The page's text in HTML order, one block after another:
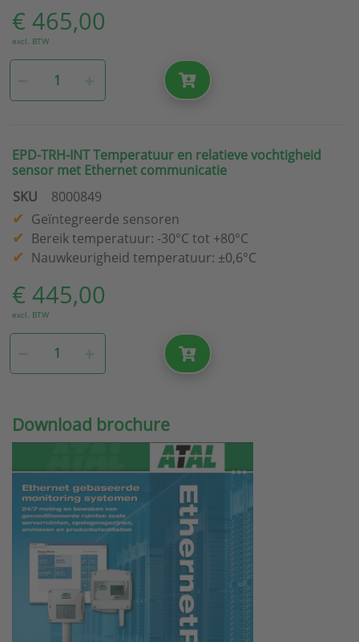
€ 465,00
excl. BTW
EPD-TRH-INT Temperatuur en relatieve vochtigheid
sensor met Ethernet communicatie
SKU
8000849
Geïntegreerde sensoren
Bereik temperatuur: -30°C tot +80°C
Nauwkeurigheid temperatuur: ±0,6°C
€ 445,00
excl. BTW
Download brochure